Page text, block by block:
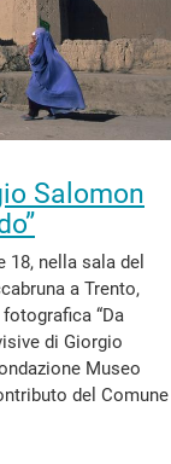
Salomon
18, nella sala del
a Trento,
“Da
di Giorgio
Museo
del Comune